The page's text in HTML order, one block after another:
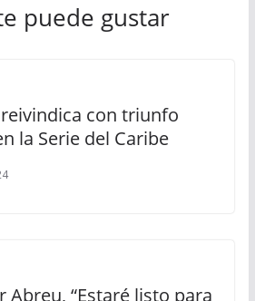
puede gustar
con triunfo
la Serie del Caribe
Abreu, “Estaré listo para